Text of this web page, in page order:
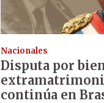
Nacionales
Disputa por
continúa en